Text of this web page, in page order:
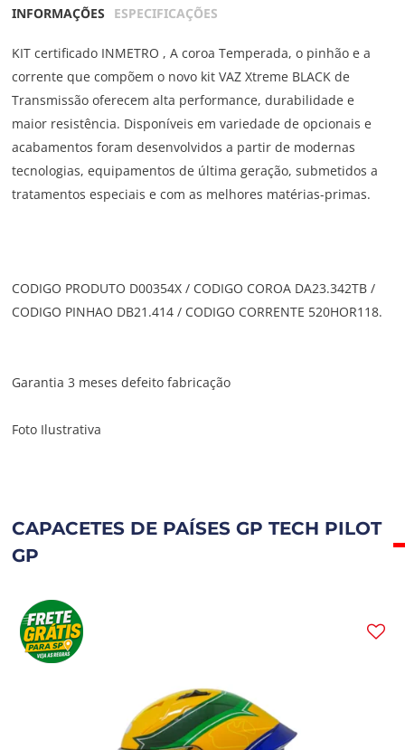
INFORMAÇÕES ESPECIFICAÇÕES
KIT certificado INMETRO , A coroa Temperada, o pinhão e a
corrente que compõem o novo kit VAZ Xtreme BLACK de
Transmissão oferecem alta performance, durabilidade e
maior resistência. Disponíveis em variedade de opcionais e
acabamentos foram desenvolvidos a partir de modernas
tecnologias, equipamentos de última geração, submetidos a
tratamentos especiais e com as melhores matérias-primas.
CODIGO PRODUTO D00354X / CODIGO COROA DA23.342TB /
CODIGO PINHAO DB21.414 / CODIGO CORRENTE 520HOR118.
Garantia 3 meses defeito fabricação
Foto Ilustrativa
CAPACETES DE PAÍSES GP TECH PILOT
GP